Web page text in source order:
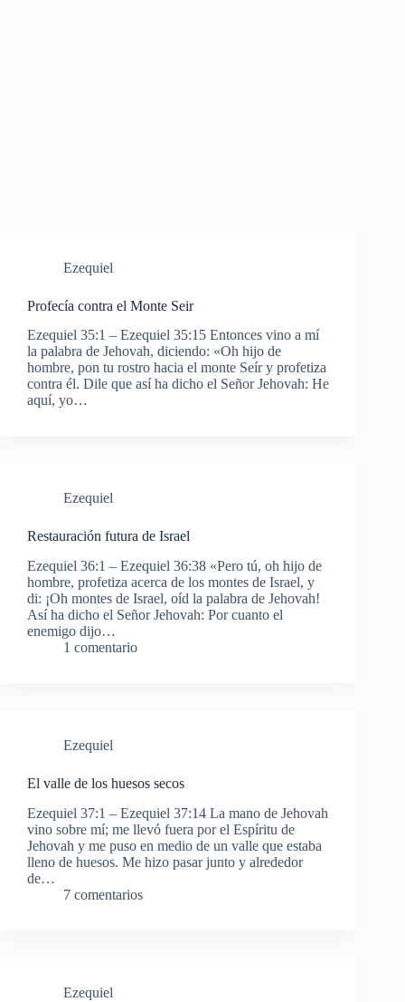
Ezequiel
Profecía contra el Monte Seir
Ezequiel 35:1 – Ezequiel 35:15 Entonces vino a mí
la palabra de Jehovah, diciendo: «Oh hijo de
hombre, pon tu rostro hacia el monte Seír y profetiza
contra él. Dile que así ha dicho el Señor Jehovah: He
aquí, yo…
Ezequiel
Restauración futura de Israel
Ezequiel 36:1 – Ezequiel 36:38 «Pero tú, oh hijo de
hombre, profetiza acerca de los montes de Israel, y
di: ¡Oh montes de Israel, oíd la palabra de Jehovah!
Así ha dicho el Señor Jehovah: Por cuanto el
enemigo dijo…
1 comentario
Ezequiel
El valle de los huesos secos
Ezequiel 37:1 – Ezequiel 37:14 La mano de Jehovah
vino sobre mí; me llevó fuera por el Espíritu de
Jehovah y me puso en medio de un valle que estaba
lleno de huesos. Me hizo pasar junto y alrededor
de…
7 comentarios
Ezequiel